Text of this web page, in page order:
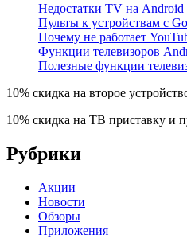
Недостатки TV на Android
Пульты к устройствам с
Почему не работает
Функции телевизоров
Полезные функции
10% скидка на второе
10% скидка на ТВ приставку и
Рубрики
Акции
Новости
Обзоры
Приложения